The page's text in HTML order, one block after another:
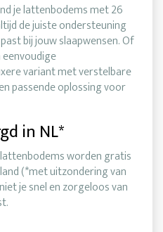
je lattenbodems met 26
de juiste ondersteuning
bij jouw slaapwensen. Of
variant met verstelbare
passende oplossing voor
in NL*
worden gratis
(*met uitzondering van
je snel en zorgeloos van